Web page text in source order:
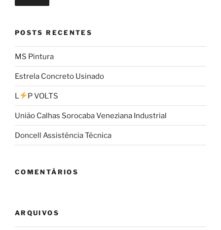
POSTS RECENTES
MS Pintura
Estrela Concreto Usinado
L P VOLTS
União Calhas Sorocaba Veneziana Industrial
Doncell Assistência Técnica
COMENTÁRIOS
ARQUIVOS